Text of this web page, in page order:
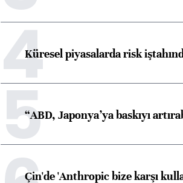
4Küresel piyasalarda risk
5“ABD, Japonya’ya baskıyı
Çin'de 'Anthropic bize karşı